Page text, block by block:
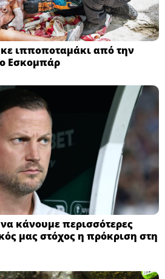
ιπποποταμάκι από την
Εσκομπάρ
κάνουμε περισσότερες
μας στόχος η πρόκριση στη